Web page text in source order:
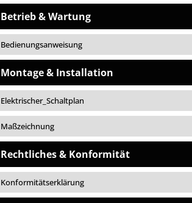
Betrieb & Wartung
Bedienungsanweisung
Montage & Installation
Elektrischer_Schaltplan
Maßzeichnung
Rechtliches & Konformität
Konformitätserklärung